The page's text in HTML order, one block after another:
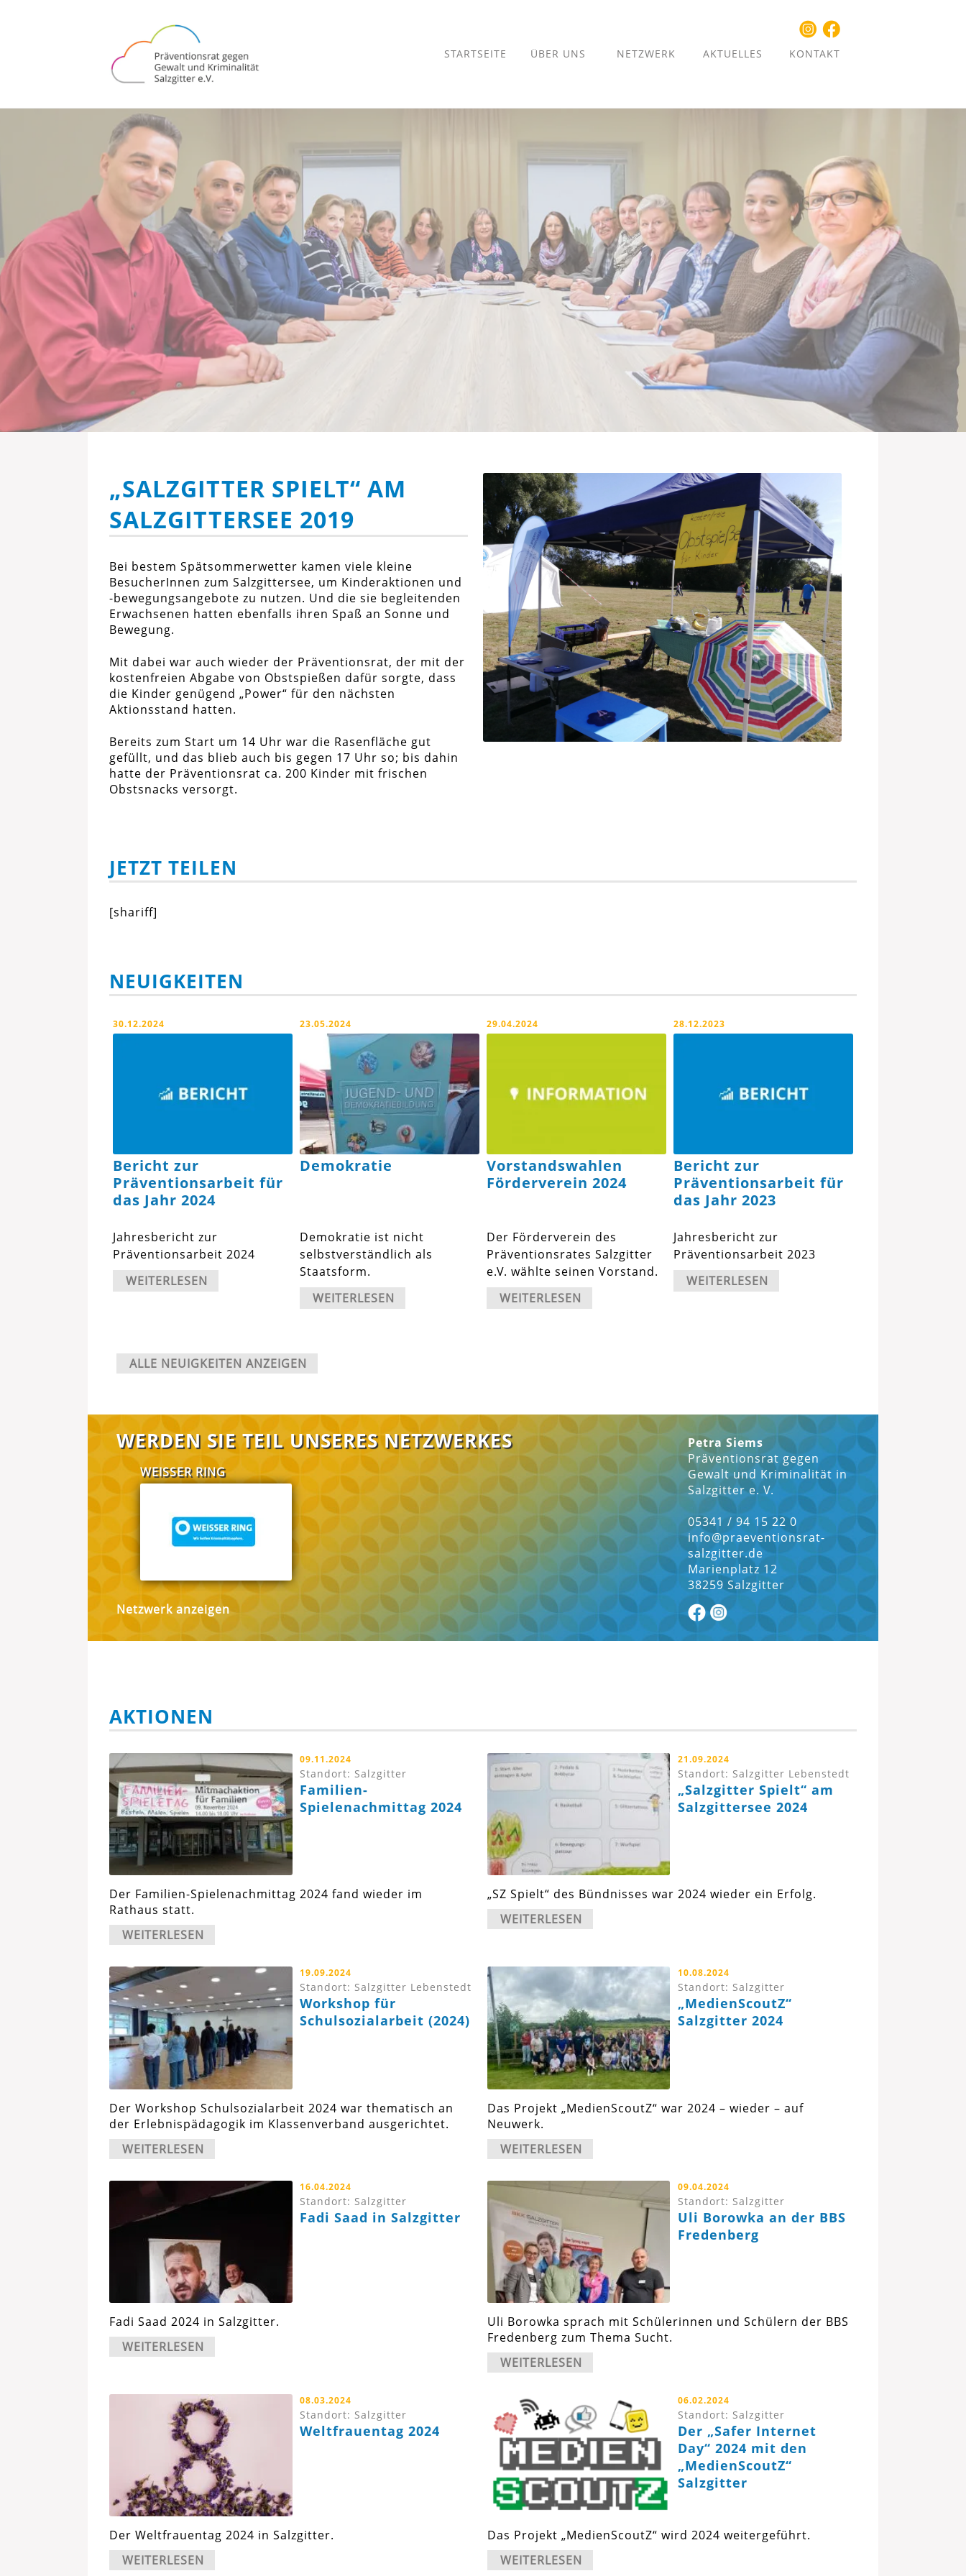
STARTSEITE ÜBER UNS NETZWERK AKTUELLES KONTAKT
„SALZGITTER SPIELT“ AM
SALZGITTERSEE 2019
Bei bestem Spätsommerwetter kamen viele kleine
BesucherInnen zum Salzgittersee, um Kinderaktionen und
-bewegungsangebote zu nutzen. Und die sie begleitenden
Erwachsenen hatten ebenfalls ihren Spaß an Sonne und
Bewegung.
Mit dabei war auch wieder der Präventionsrat, der mit der
kostenfreien Abgabe von Obstspießen dafür sorgte, dass
die Kinder genügend „Power“ für den nächsten
Aktionsstand hatten.
Bereits zum Start um 14 Uhr war die Rasenfläche gut
gefüllt, und das blieb auch bis gegen 17 Uhr so; bis dahin
hatte der Präventionsrat ca. 200 Kinder mit frischen
Obstsnacks versorgt.
JETZT TEILEN
[shariff]
NEUIGKEITEN
30.12.2024
Bericht zur
Präventionsarbeit für
das Jahr 2024
Jahresbericht zur
Präventionsarbeit 2024
WEITERLESEN
23.05.2024
Demokratie
Demokratie ist nicht
selbstverständlich als
Staatsform.
WEITERLESEN
29.04.2024
Vorstandswahlen
Förderverein 2024
Der Förderverein des
Präventionsrates Salzgitter
e.V. wählte seinen Vorstand.
WEITERLESEN
28.12.2023
Bericht zur
Präventionsarbeit für
das Jahr 2023
Jahresbericht zur
Präventionsarbeit 2023
WEITERLESEN
ALLE NEUIGKEITEN ANZEIGEN
WERDEN SIE TEIL UNSERES NETZWERKES
WEISSER RING FABI Salzgitter
Netzwerk anzeigen
Petra Siems
Präventionsrat gegen
Gewalt und Kriminalität in
Salzgitter e. V.
05341 / 94 15 22 0
info@praeventionsrat-
salzgitter.de
Marienplatz 12
38259 Salzgitter
AKTIONEN
09.11.2024
Standort: Salzgitter
Familien-
Spielenachmittag 2024
Der Familien-Spielenachmittag 2024 fand wieder im
Rathaus statt.
WEITERLESEN
21.09.2024
Standort: Salzgitter Lebenstedt
„Salzgitter Spielt“ am
Salzgittersee 2024
„SZ Spielt“ des Bündnisses war 2024 wieder ein Erfolg.
WEITERLESEN
19.09.2024
Standort: Salzgitter Lebenstedt
Workshop für
Schulsozialarbeit (2024)
Der Workshop Schulsozialarbeit 2024 war thematisch an
der Erlebnispädagogik im Klassenverband ausgerichtet.
WEITERLESEN
10.08.2024
Standort: Salzgitter
„MedienScoutZ“
Salzgitter 2024
Das Projekt „MedienScoutZ“ war 2024 – wieder – auf
Neuwerk.
WEITERLESEN
16.04.2024
Standort: Salzgitter
Fadi Saad in Salzgitter
Fadi Saad 2024 in Salzgitter.
WEITERLESEN
09.04.2024
Standort: Salzgitter
Uli Borowka an der BBS
Fredenberg
Uli Borowka sprach mit Schülerinnen und Schülern der BBS
Fredenberg zum Thema Sucht.
WEITERLESEN
08.03.2024
Standort: Salzgitter
Weltfrauentag 2024
Der Weltfrauentag 2024 in Salzgitter.
WEITERLESEN
06.02.2024
Standort: Salzgitter
Der „Safer Internet
Day“ 2024 mit den
„MedienScoutZ“
Salzgitter
Das Projekt „MedienScoutZ“ wird 2024 weitergeführt.
WEITERLESEN